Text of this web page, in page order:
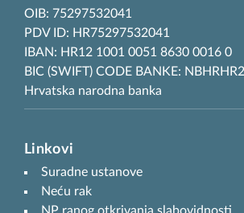
OIB: 75297532041
PDV ID: HR75297532041
IBAN: HR12 1001 0051 8630 0016 0
BIC (SWIFT) CODE BANKE:
Hrvatska narodna banka
Linkovi
Suradne ustanove
Neću rak